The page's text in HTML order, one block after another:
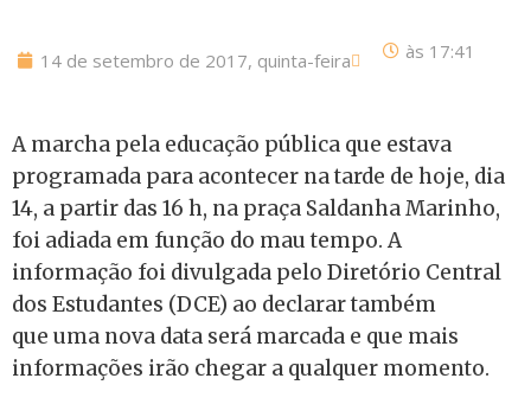
14 de setembro de 2017, quinta-feira às 17:41
A marcha pela educação pública que estava
programada para acontecer na tarde de hoje, dia
14, a partir das 16 h, na praça Saldanha Marinho,
foi adiada em função do mau tempo. A
informação foi divulgada pelo Diretório Central
dos Estudantes (DCE) ao declarar também
que uma nova data será marcada e que mais
informações irão chegar a qualquer momento.